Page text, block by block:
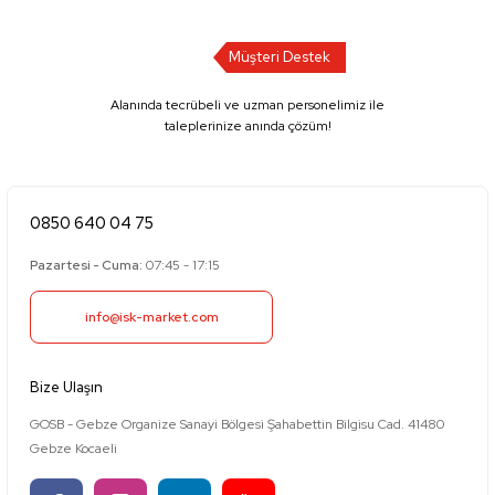
Müşteri Destek
Alanında tecrübeli ve uzman personelimiz ile
taleplerinize anında çözüm!
0850 640 04 75
Pazartesi - Cuma: 07:45 - 17:15
info@isk-market.com
Bize Ulaşın
GOSB - Gebze Organize Sanayi Bölgesi Şahabettin Bilgisu Cad. 41480
Gebze Kocaeli